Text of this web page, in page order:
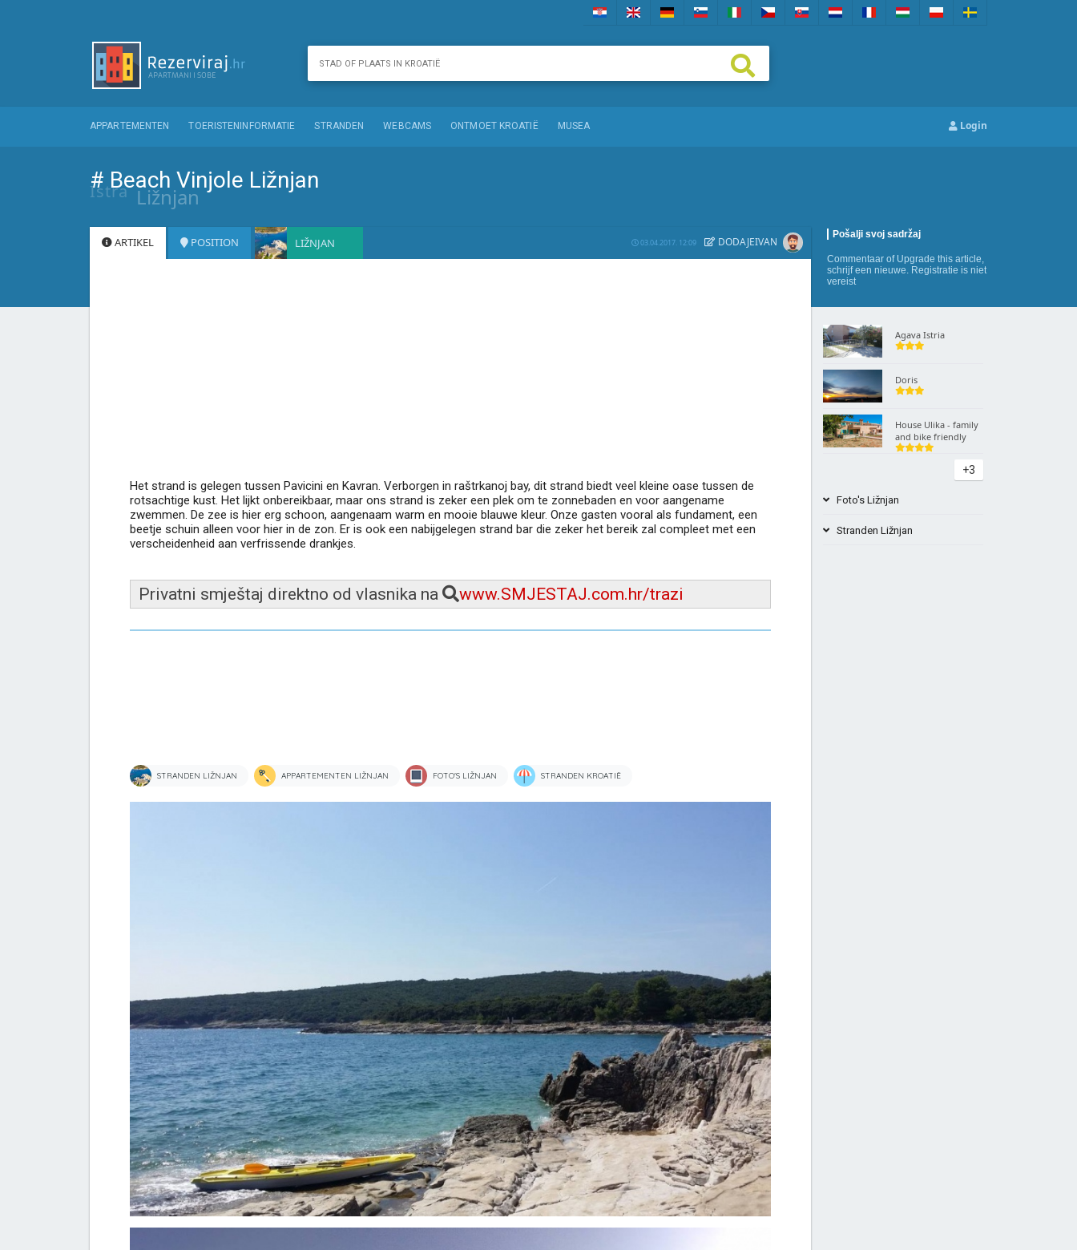
APPARTEMENTEN TOERISTENINFORMATIE STRANDEN WEBCAMS ONTMOET KROATIË MUSEA Login
# Beach Vinjole Ližnjan
Istra Ližnjan
Pošalji svoj sadržaj
Commentaar of Upgrade this article,
schrijf een nieuwe. Registratie is niet
vereist
ARTIKEL POSITION LIŽNJAN 03.04.2017. 12:09 DODAJEIVAN
Het strand is gelegen tussen Pavicini en Kavran. Verborgen in raštrkanoj bay, dit strand biedt veel kleine oase tussen de
rotsachtige kust. Het lijkt onbereikbaar, maar ons strand is zeker een plek om te zonnebaden en voor aangename
zwemmen. De zee is hier erg schoon, aangenaam warm en mooie blauwe kleur. Onze gasten vooral als fundament, een
beetje schuin alleen voor hier in de zon. Er is ook een nabijgelegen strand bar die zeker het bereik zal compleet met een
verscheidenheid aan verfrissende drankjes.
Privatni smještaj direktno od vlasnika na www.SMJESTAJ.com.hr/trazi
STRANDEN LIŽNJAN APPARTEMENTEN LIŽNJAN FOTO'S LIŽNJAN STRANDEN KROATIË
Agava Istria
Doris
House Ulika - family
and bike friendly
+3
Foto's Ližnjan
Stranden Ližnjan